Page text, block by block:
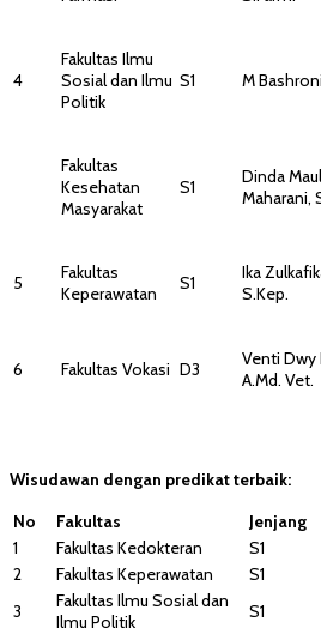
4
Fakultas Ilmu
Sosial dan Ilmu
Politik
S1 M
Fakultas
Kesehatan
Masyarakat
S1
Dinda
Maharani,
5
Fakultas
Keperawatan
S1
Ika
S.Kep.
6 Fakultas Vokasi D3
Venti Dwy
A.Md. Vet.
Wisudawan dengan predikat terbaik:
No
Fakultas Jenjang
1
Fakultas Kedokteran S1
2
Fakultas Keperawatan S1
3
Fakultas Ilmu Sosial dan
Ilmu Politik
S1